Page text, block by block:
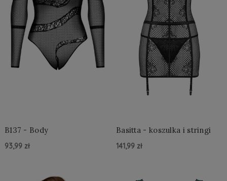
B137 - Body
93,99 zł
Basitta - koszulka i stringi
141,99 zł